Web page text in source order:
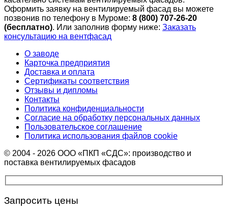
Оформить заявку на вентилируемый фасад вы можете
позвонив по телефону в Муроме: 8 (800) 707-26-20
(бесплатно). Или заполнив форму ниже: Заказать
консультацию на вентфасад
О заводе
Карточка предприятия
Доставка и оплата
Сертификаты соответствия
Отзывы и дипломы
Контакты
Политика конфиденциальности
Согласие на обработку персональных данных
Пользовательское соглашение
Политика использования файлов cookie
© 2004 - 2026 ООО «ПКП «СДС»: производство и
поставка вентилируемых фасадов
Запросить цены